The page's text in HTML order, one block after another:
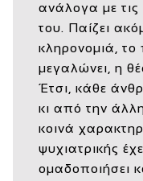
ανάλογα με τις
του. Παίζει
κληρονομιά, το
μεγαλώνει, η
Έτσι, κάθε
κι από την
κοινά
ψυχιατρικής
ομαδοποιήσει